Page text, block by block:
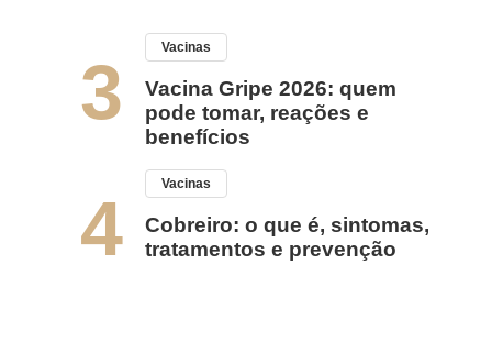
3
Vacinas
Vacina Gripe 2026: quem
pode tomar, reações e
benefícios
4
Vacinas
Cobreiro: o que é, sintomas,
tratamentos e prevenção